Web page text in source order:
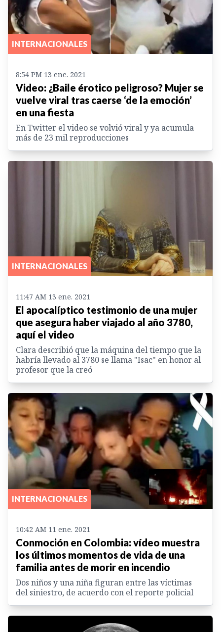
INTERNACIONALES
8:54 PM 13 ene. 2021
Video: ¿Baile érotico peligroso? Mujer se
vuelve viral tras caerse ‘de la emoción’
en una fiesta
En Twitter el video se volvió viral y ya acumula
más de 23 mil reproducciones
INTERNACIONALES
11:47 AM 13 ene. 2021
El apocalíptico testimonio de una mujer
que asegura haber viajado al año 3780,
aquí el video
Clara describió que la máquina del tiempo que la
habría llevado al 3780 se llama "Isac" en honor al
profesor que la creó
INTERNACIONALES
10:42 AM 11 ene. 2021
Conmoción en Colombia: vídeo muestra
los últimos momentos de vida de una
familia antes de morir en incendio
Dos niños y una niña figuran entre las víctimas
del siniestro, de acuerdo con el reporte policial